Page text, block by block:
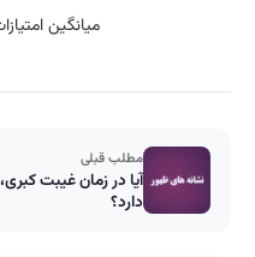
میانگین
مطلب قبلی
آیا در زمان غیبت
دارد؟